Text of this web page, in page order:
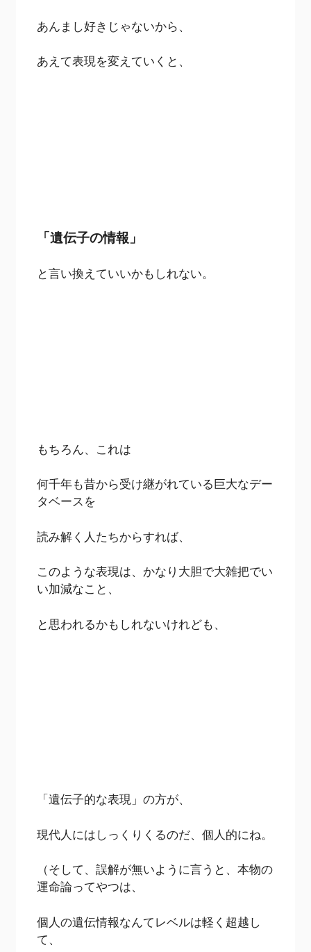
あんまし好きじゃないから、
あえて表現を変えていくと、
「遺伝子の情報」
と言い換えていいかもしれない。
もちろん、これは
何千年も昔から受け継がれている巨大なデー
タベースを
読み解く人たちからすれば、
このような表現は、かなり大胆で大雑把でい
い加減なこと、
と思われるかもしれないけれども、
「遺伝子的な表現」の方が、
現代人にはしっくりくるのだ、個人的にね。
（そして、誤解が無いように言うと、本物の
運命論ってやつは、
個人の遺伝情報なんてレベルは軽く超越し
て、